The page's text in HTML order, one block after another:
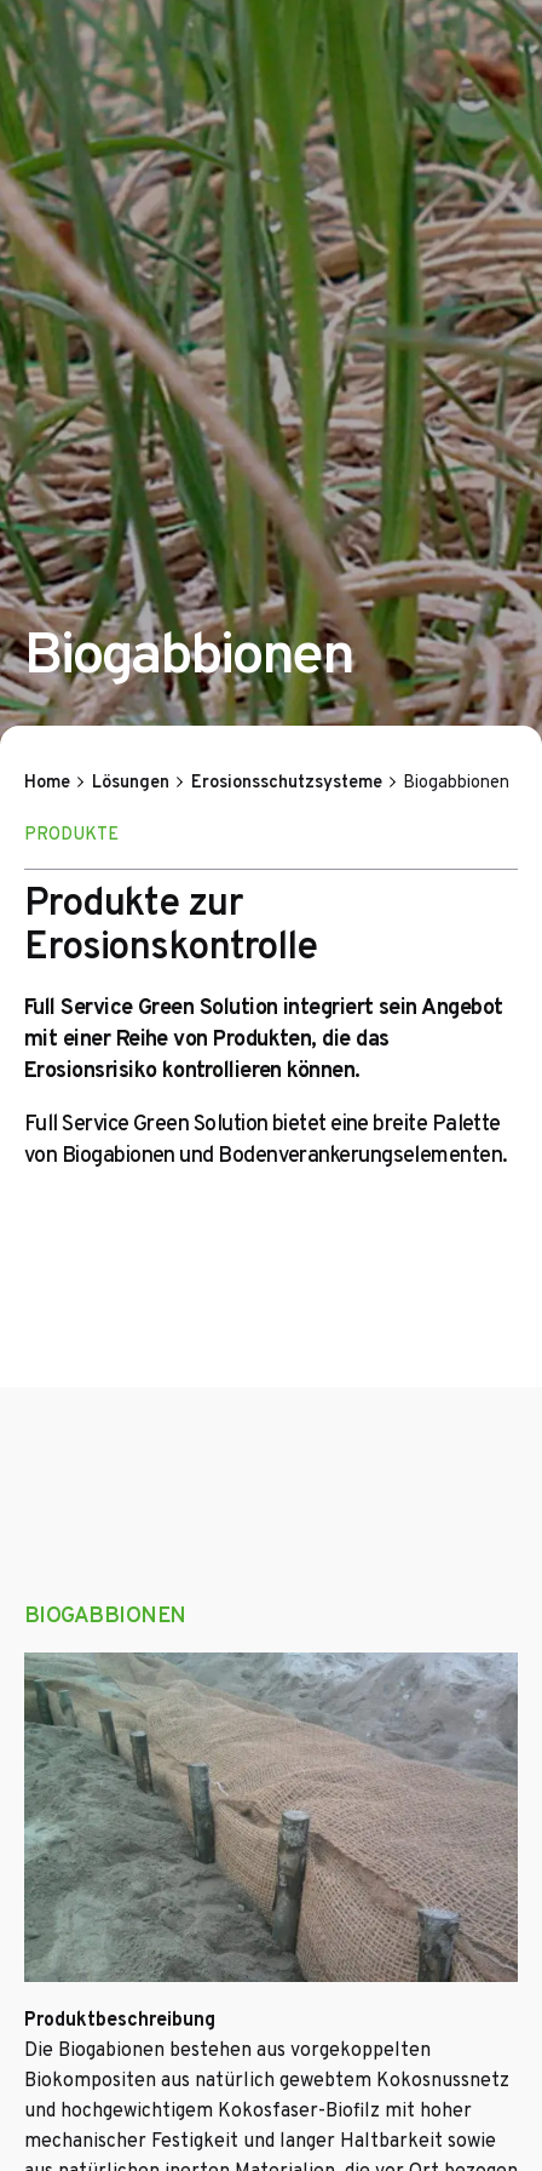
Biogabbionen
Home Lösungen Erosionsschutzsysteme Biogabbionen
PRODUKTE
Produkte zur
Erosionskontrolle
Full Service Green Solution integriert sein Angebot
mit einer Reihe von Produkten, die das
Erosionsrisiko kontrollieren können.
Full Service Green Solution bietet eine breite Palette
von Biogabionen und Bodenverankerungselementen.
BIOGABBIONEN
Produktbeschreibung
Die Biogabionen bestehen aus vorgekoppelten
Biokompositen aus natürlich gewebtem Kokosnussnetz
und hochgewichtigem Kokosfaser-Biofilz mit hoher
mechanischer Festigkeit und langer Haltbarkeit sowie